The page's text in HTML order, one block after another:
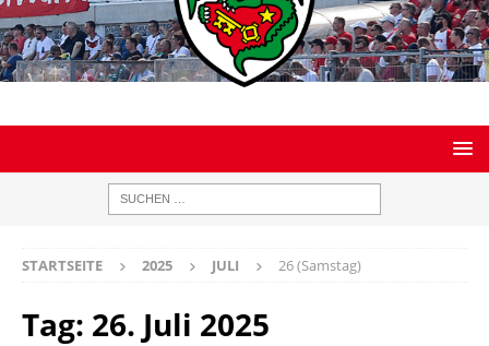
STARTSEITE 2025 JULI 26 (Samstag)
Tag: 26. Juli 2025